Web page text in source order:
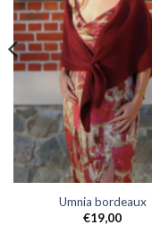
Umnia bordeaux
€19,00